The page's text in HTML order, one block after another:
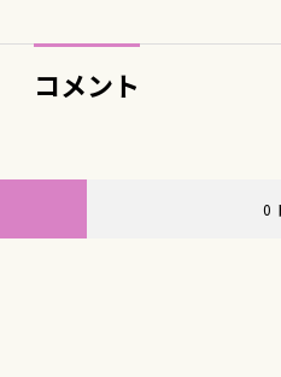
コメント
0